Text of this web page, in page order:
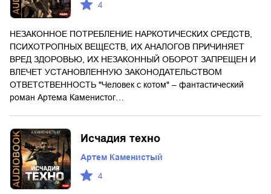
4
НЕЗАКОННОЕ ПОТРЕБЛЕНИЕ НАРКОТИЧЕСКИХ СРЕДСТВ,
ПСИХОТРОПНЫХ ВЕЩЕСТВ, ИХ АНАЛОГОВ ПРИЧИНЯЕТ
ВРЕД ЗДОРОВЬЮ, ИХ НЕЗАКОННЫЙ ОБОРОТ ЗАПРЕЩЕН И
ВЛЕЧЕТ УСТАНОВЛЕННУЮ ЗАКОНОДАТЕЛЬСТВОМ
ОТВЕТСТВЕННОСТЬ "Человек с котом" – фантастический
роман Артема Каменистог…
Исчадия техно
Артем Каменистый
4